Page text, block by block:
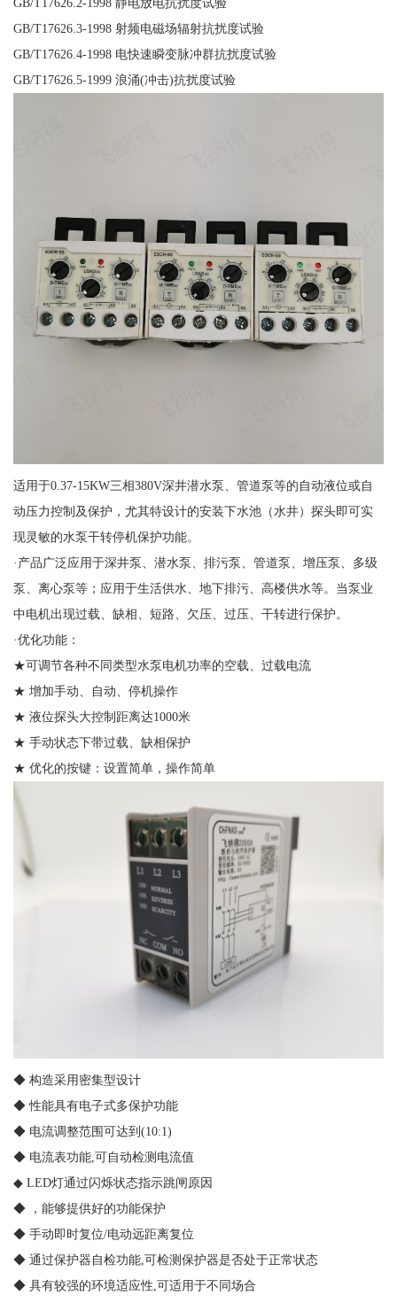
GB/T17626.2-1998 静电放电抗扰度试验
GB/T17626.3-1998 射频电磁场辐射抗扰度试验
GB/T17626.4-1998 电快速瞬变脉冲群抗扰度试验
GB/T17626.5-1999 浪涌(冲击)抗扰度试验
适用于0.37-15KW三相380V深井潜水泵、管道泵等的自动液位或自
动压力控制及保护，尤其特设计的安装下水池（水井）探头即可实
现灵敏的水泵干转停机保护功能。
·产品广泛应用于深井泵、潜水泵、排污泵、管道泵、增压泵、多级
泵、离心泵等；应用于生活供水、地下排污、高楼供水等。当泵业
中电机出现过载、缺相、短路、欠压、过压、干转进行保护。
·优化功能：
★可调节各种不同类型水泵电机功率的空载、过载电流
★ 增加手动、自动、停机操作
★ 液位探头大控制距离达1000米
★ 手动状态下带过载、缺相保护
★ 优化的按键：设置简单，操作简单
◆ 构造采用密集型设计
◆ 性能具有电子式多保护功能
◆ 电流调整范围可达到(10:1)
◆ 电流表功能,可自动检测电流值
◆ LED灯通过闪烁状态指示跳闸原因
◆ ，能够提供好的功能保护
◆ 手动即时复位/电动远距离复位
◆ 通过保护器自检功能,可检测保护器是否处于正常状态
◆ 具有较强的环境适应性,可适用于不同场合